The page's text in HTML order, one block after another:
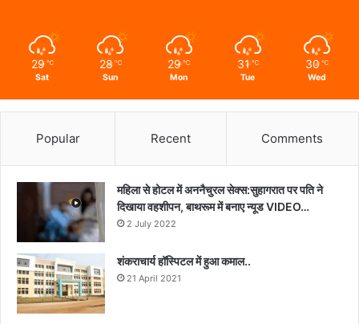
29 ℃
Sat
28 ℃
Sun
29 ℃
Mon
31 ℃
Tue
30 ℃
Wed
Popular Recent Comments
महिला से होटल में अननैचुरल सेक्स:सुहागरात पर पति ने
दिखाया वहशीपन, बाथरूम में बनाए न्यूड VIDEO…
2 July 2022
शंकराचार्य हॉस्पिटल में हुआ कमाल..
21 April 2021